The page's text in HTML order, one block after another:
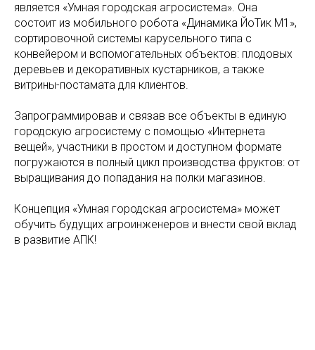
является «Умная городская агросистема». Она
состоит из мобильного робота «Динамика ЙоТик М1»,
сортировочной системы карусельного типа с
конвейером и вспомогательных объектов: плодовых
деревьев и декоративных кустарников, а также
витрины-постамата для клиентов.
Запрограммировав и связав все объекты в единую
городскую агросистему с помощью «Интернета
вещей», участники в простом и доступном формате
погружаются в полный цикл производства фруктов: от
выращивания до попадания на полки магазинов.
Концепция «Умная городская агросистема» может
обучить будущих агроинженеров и внести свой вклад
в развитие АПК!